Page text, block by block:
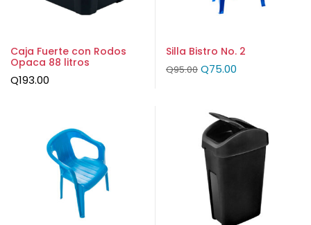
Caja Fuerte con Rodos
Opaca 88 litros
Q193.00
Silla Bistro No. 2
Q95.00 Q75.00